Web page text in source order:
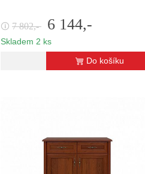
🛈 7 802,- 6 144,-
Skladem 2 ks
Do košíku